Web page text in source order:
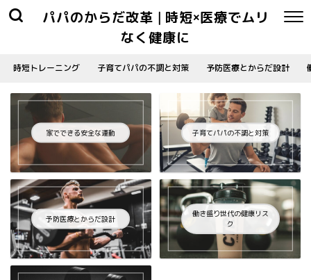
パパのからだ改革 | 時短×医療でムリ
なく健康に
時短トレーニング 子育てパパの不調と対策 予防医療とからだ設計
家でできる安全な運動 子育てパパの不調と対策
予防医療とからだ設計
働き盛り世代の健康リス
ク